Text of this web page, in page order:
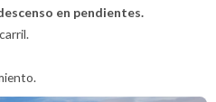
en pendientes.